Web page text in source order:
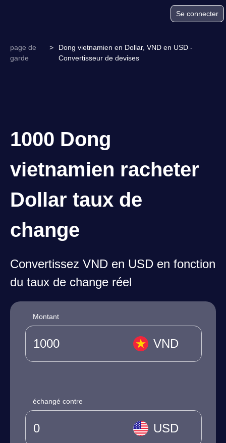
Se connecter
page de
garde
>
Dong vietnamien en Dollar, VND en USD -
Convertisseur de devises
1000 Dong
vietnamien racheter
Dollar taux de
change
Convertissez VND en USD en fonction
du taux de change réel
Montant
VND
échangé contre
USD